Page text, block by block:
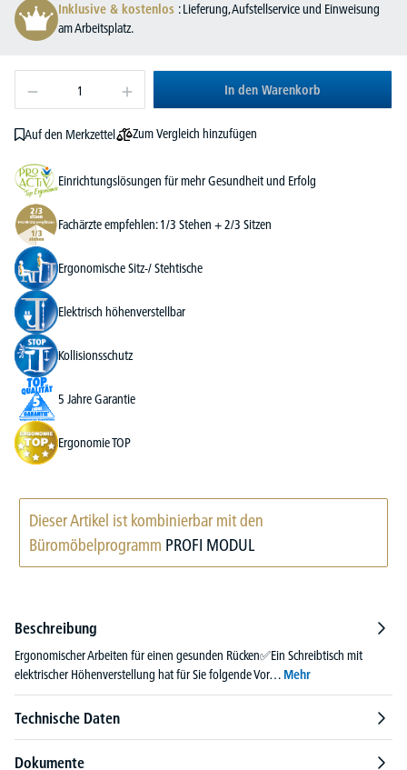
Inklusive & kostenlos : Lieferung, Aufstellservice und Einweisung
am Arbeitsplatz.
In den Warenkorb
Auf den Merkzettel Zum Vergleich hinzufügen
Einrichtungslösungen für mehr Gesundheit und Erfolg
Fachärzte empfehlen: 1/3 Stehen + 2/3 Sitzen
Ergonomische Sitz-/ Stehtische
Elektrisch höhenverstellbar
Kollisionsschutz
5 Jahre Garantie
Ergonomie TOP
Dieser Artikel ist kombinierbar mit den
Büromöbelprogramm PROFI MODUL
Beschreibung
Ergonomischer Arbeiten für einen gesunden Rücken✅Ein Schreibtisch mit
elektrischer Höhenverstellung hat für Sie folgende Vor… Mehr
Technische Daten
Dokumente